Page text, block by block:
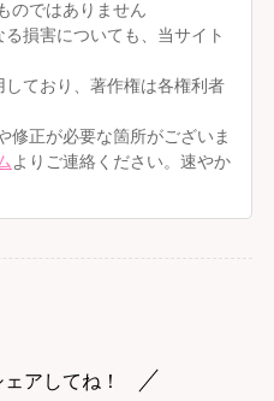
のではありません
損害についても、当サイト
ており、著作権は各権利者
修正が必要な箇所がございま
よりご連絡ください。速やか
アしてね！